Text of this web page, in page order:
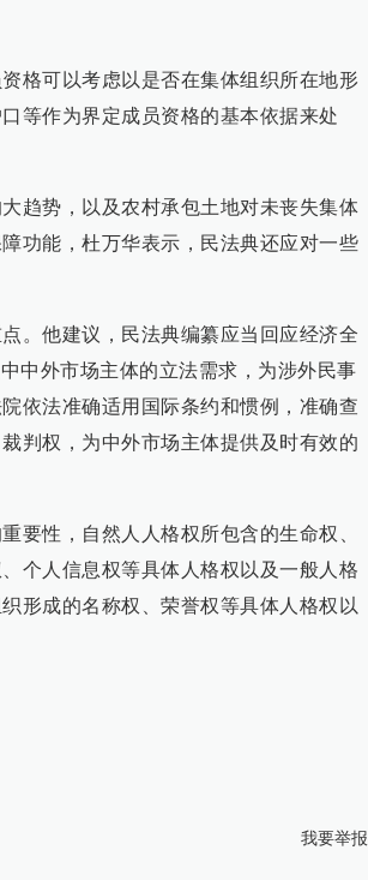
格可以考虑以是否在集体组织所在地形
等作为界定成员资格的基本依据来处
趋势，以及农村承包土地对未丧失集体
功能，杜万华表示，民法典还应对一些
。他建议，民法典编纂应当回应经济全
中外市场主体的立法需求，为涉外民事
依法准确适用国际条约和惯例，准确查
判权，为中外市场主体提供及时有效的
要性，自然人人格权所包含的生命权、
个人信息权等具体人格权以及一般人格
形成的名称权、荣誉权等具体人格权以
我要举报